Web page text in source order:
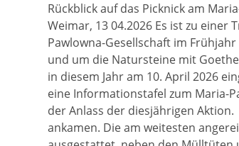
Rückblick auf das Picknick am
Weimar, 13 04.2026 Es ist zu
Pawlowna-Gesellschaft im
und um die Natursteine mit
in diesem Jahr am 10. April 2026
eine Informationstafel zum Maria-
der Anlass der diesjährigen
ankamen. Die am weitesten